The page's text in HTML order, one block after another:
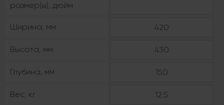
размер(ы), дюйм
Ширина, мм 420
Высота, мм 430
Глубина, мм 150
Вес, кг 12.5